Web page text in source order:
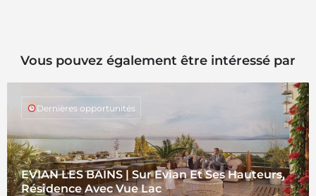
Vous pouvez également être intéressé par
EVIAN LES BAINS | Sur Evian Et Ses Hauteurs,
Résidence Avec Vue Lac
Dernières opportunités